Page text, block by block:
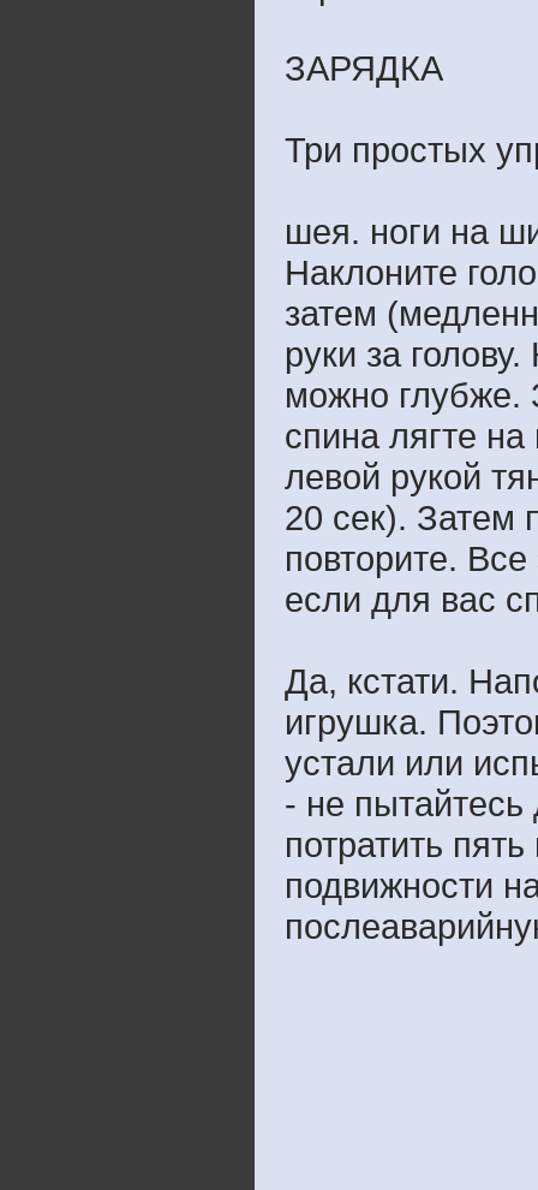
ЗАРЯДКА
Три простых
шея. ноги на
Наклоните
затем
руки за
можно глубже.
спина лягте
левой рукой
20 сек). Затем
повторите.
если для вас
Да, кстати.
игрушка.
устали или
- не пытайтесь
потратить
подвижности